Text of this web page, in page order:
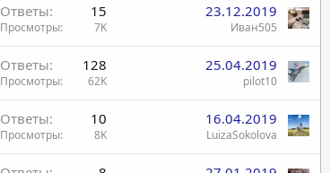
Ответы 15
Просмотры 7K
23.12.2019
Иван505
Ответы 128
Просмотры 62K
25.04.2019
pilot10
Ответы 10
Просмотры 8K
16.04.2019
LuizaSokolova